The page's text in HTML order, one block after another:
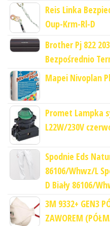
Reis Linka
Oup-Krm-Rl-D
Brother Pj 822
Bezpośrednio
Mapei Nivoplan
Promet Lampka
L22W/230V
Spodnie Eds
86106/Whwz/L
D Biały 86106/
3M 9332+ GEN3
ZAWOREM